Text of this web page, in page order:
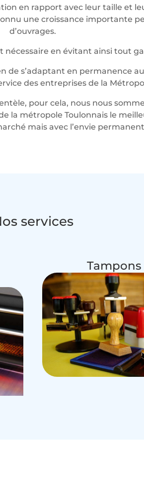
en rapport avec leur taille et
une croissance importante
d’ouvrages.
en évitant ainsi tout
de s’adaptant en permanence
des entreprises de la
pour cela, nous nous
métropole Toulonnais le
mais avec l’envie
services
Tampons